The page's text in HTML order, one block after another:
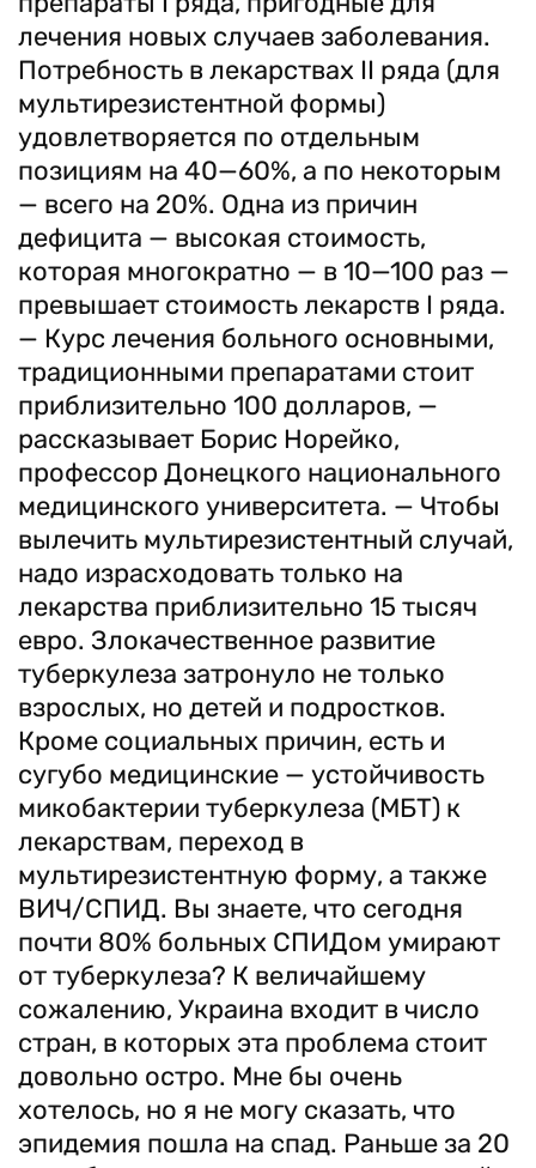
лечения новых случаев заболевания.
Потребность в лекарствах ІІ ряда (для
мультирезистентной формы)
удовлетворяется по отдельным
позициям на 40—60%, а по некоторым
— всего на 20%. Одна из причин
дефицита — высокая стоимость,
которая многократно — в 10—100 раз —
превышает стоимость лекарств І ряда.
— Курс лечения больного основными,
традиционными препаратами стоит
приблизительно 100 долларов, —
рассказывает Борис Норейко,
профессор Донецкого национального
медицинского университета. — Чтобы
вылечить мультирезистентный случай,
надо израсходовать только на
лекарства приблизительно 15 тысяч
евро. Злокачественное развитие
туберкулеза затронуло не только
взрослых, но детей и подростков.
Кроме социальных причин, есть и
сугубо медицинские — устойчивость
микобактерии туберкулеза (МБТ) к
лекарствам, переход в
мультирезистентную форму, а также
ВИЧ/СПИД. Вы знаете, что сегодня
почти 80% больных СПИДом умирают
от туберкулеза? К величайшему
сожалению, Украина входит в число
стран, в которых эта проблема стоит
довольно остро. Мне бы очень
хотелось, но я не могу сказать, что
эпидемия пошла на спад. Раньше за 20